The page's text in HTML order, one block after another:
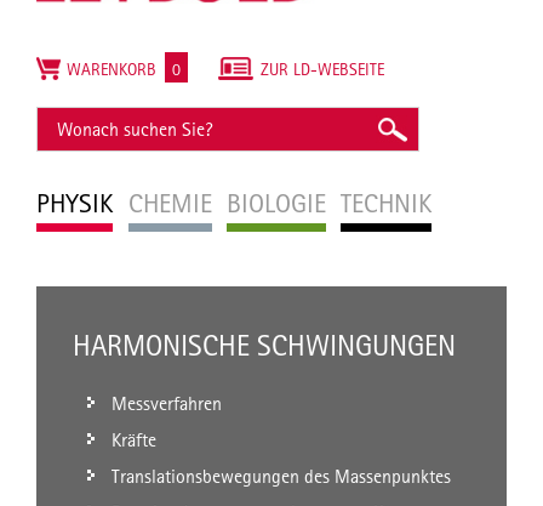
PHYSIK CHEMIE BIOLOGIE TECHNIK
ZUR LD-WEBSEITE
WARENKORB 0
HARMONISCHE SCHWINGUNGEN
Messverfahren
Kräfte
Translationsbewegungen des Massenpunktes